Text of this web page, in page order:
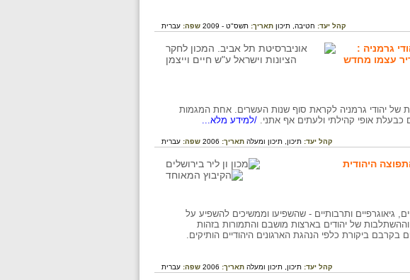
קהל יעד: חטיבה, תיכון תאריך: תשס"ט - 2009 שפה: עברית
גרמניה :
עצמו מחדש
של יהודי גרמניה לקראת סוף שנות העשרים. אחת המגמות
אופי קהילתי ולעתים אף אתני. /למידע מלא...
קהל יעד: תיכון, תיכון ומעלה תאריך: 2006 שפה: עברית
היהודית
גיאוגרפיים ותרבותיים - שהשפיעו וממשיכים להשפיע על
של יהודים בארצות מושבם והתמורות בזהות
בקרבם ביקורת כלפי הנהגת הארגונים היהודיים הותיקים.
קהל יעד: תיכון, תיכון ומעלה תאריך: 2006 שפה: עברית